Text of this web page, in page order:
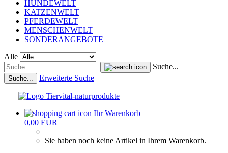
HUNDEWELT
KATZENWELT
PFERDEWELT
MENSCHENWELT
SONDERANGEBOTE
Alle
Suche...
Suche... Erweiterte Suche
Ihr Warenkorb
0,00 EUR
Sie haben noch keine Artikel in Ihrem Warenkorb.